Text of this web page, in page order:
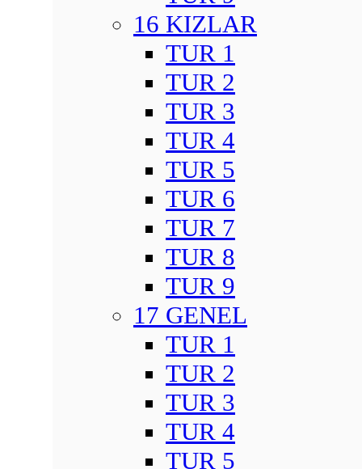
16 KIZLAR
TUR 1
TUR 2
TUR 3
TUR 4
TUR 5
TUR 6
TUR 7
TUR 8
TUR 9
17 GENEL
TUR 1
TUR 2
TUR 3
TUR 4
TUR 5